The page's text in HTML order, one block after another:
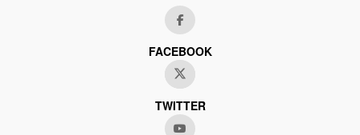
FACEBOOK
TWITTER